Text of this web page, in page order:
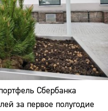
Сбербанка
за первое полугодие